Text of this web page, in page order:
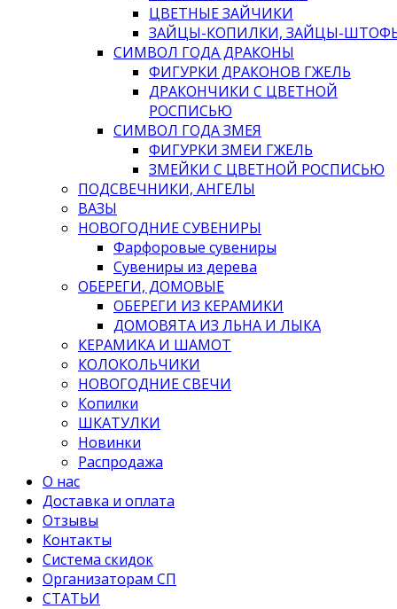
ЦВЕТНЫЕ ЗАЙЧИКИ
ЗАЙЦЫ-КОПИЛКИ, ЗАЙЦЫ-
СИМВОЛ ГОДА ДРАКОНЫ
ФИГУРКИ ДРАКОНОВ ГЖЕЛЬ
ДРАКОНЧИКИ С ЦВЕТНОЙ
РОСПИСЬЮ
СИМВОЛ ГОДА ЗМЕЯ
ФИГУРКИ ЗМЕИ ГЖЕЛЬ
ЗМЕЙКИ С ЦВЕТНОЙ РОСПИСЬЮ
ПОДСВЕЧНИКИ, АНГЕЛЫ
ВАЗЫ
НОВОГОДНИЕ СУВЕНИРЫ
Фарфоровые сувениры
Сувениры из дерева
ОБЕРЕГИ, ДОМОВЫЕ
ОБЕРЕГИ ИЗ КЕРАМИКИ
ДОМОВЯТА ИЗ ЛЬНА И ЛЫКА
КЕРАМИКА И ШАМОТ
КОЛОКОЛЬЧИКИ
НОВОГОДНИЕ СВЕЧИ
Копилки
ШКАТУЛКИ
Новинки
Распродажа
О нас
Доставка и оплата
Отзывы
Контакты
Система скидок
Организаторам СП
СТАТЬИ